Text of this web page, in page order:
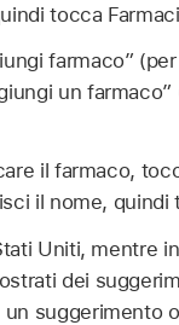
tocca
farmaco”
un
il farmaco,
il nome, quindi
Uniti, mentre
dei
un suggerimento